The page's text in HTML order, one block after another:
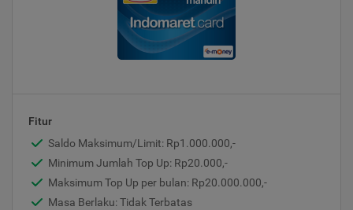
Fitur
Saldo Maksimum/Limit: Rp1.000.000,-
Minimum Jumlah Top Up: Rp20.000,-
Maksimum Top Up per bulan: Rp20.000.000,-
Masa Berlaku: Tidak Terbatas